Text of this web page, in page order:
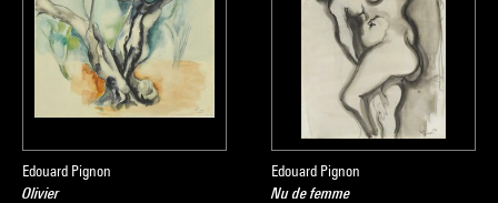
Edouard Pignon
Olivier
Edouard Pignon
Nu de femme